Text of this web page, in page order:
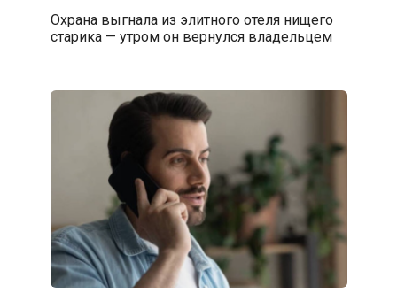
Охрана выгнала из элитного отеля нищего
старика — утром он вернулся владельцем